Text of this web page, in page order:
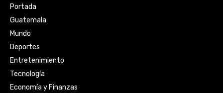
Portada
Guatemala
Mundo
Deportes
Entretenimiento
Tecnología
Economía y Finanzas